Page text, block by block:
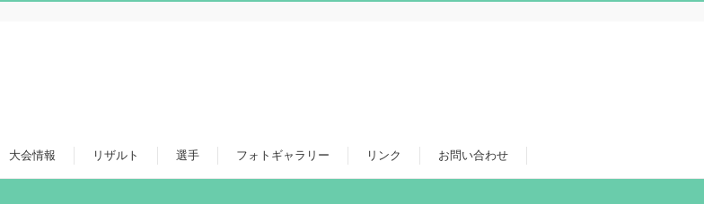
大会情報 リザルト 選手 フォトギャラリー リンク お問い合わせ